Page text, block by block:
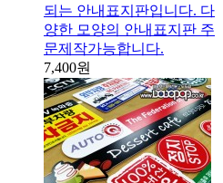
되는 안내표지판입니다. 다
양한 모양의 안내표지판 주
문제작가능합니다.
7,400원